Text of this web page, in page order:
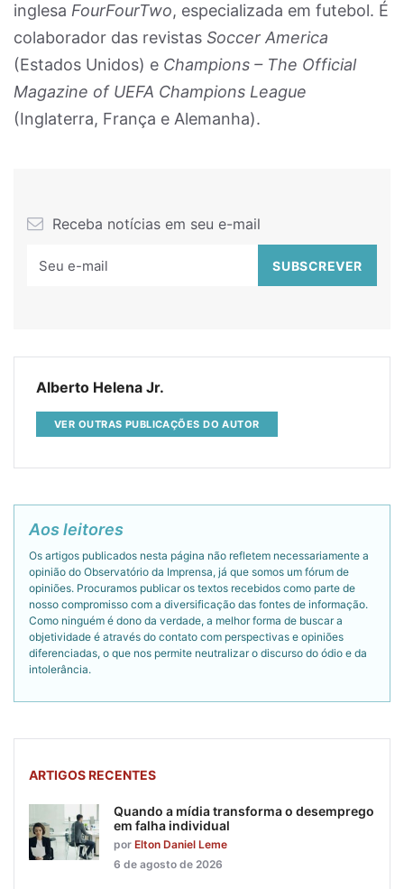
inglesa FourFourTwo, especializada em futebol. É
colaborador das revistas Soccer America
(Estados Unidos) e Champions – The Official
Magazine of UEFA Champions League
(Inglaterra, França e Alemanha).
Receba notícias em seu e-mail
Alberto Helena Jr.
VER OUTRAS PUBLICAÇÕES DO AUTOR
Aos leitores
Os artigos publicados nesta página não refletem necessariamente a
opinião do Observatório da Imprensa, já que somos um fórum de
opiniões. Procuramos publicar os textos recebidos como parte de
nosso compromisso com a diversificação das fontes de informação.
Como ninguém é dono da verdade, a melhor forma de buscar a
objetividade é através do contato com perspectivas e opiniões
diferenciadas, o que nos permite neutralizar o discurso do ódio e da
intolerância.
ARTIGOS RECENTES
Quando a mídia transforma o desemprego
em falha individual
por Elton Daniel Leme
6 de agosto de 2026